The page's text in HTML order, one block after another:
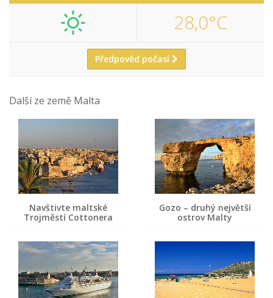
28,0°C
Předpověď počasí
Další ze země Malta
Navštivte maltské
Trojměstí Cottonera
Gozo – druhý největší
ostrov Malty